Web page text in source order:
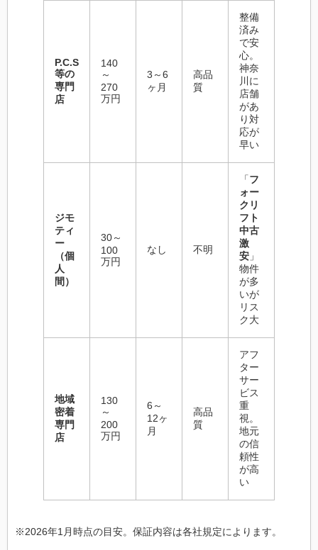
P.C.S
等の
専門
店
140
～
270
万円
3～6
ヶ月
高品
質
整備
済み
で安
心。
神奈
川に
店舗
があ
り対
応が
早い
ジモ
ティ
ー
（個
人
間）
30～
100
万円
なし 不明
「フ
ォー
クリ
フト
中古
激
安 」
物件
が多
いが
リス
ク大
地域
密着
専門
店
130
～
200
万円
6～
12ヶ
月
高品
質
アフ
ター
サー
ビス
重
視。
地元
の信
頼性
が高
い
※2026年1月時点の目安。保証内容は各社規定によります。